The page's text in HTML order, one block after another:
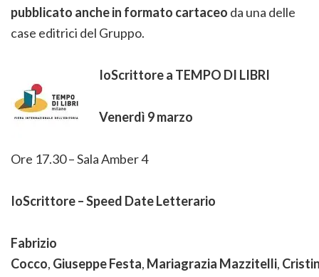
pubblicato anche in formato cartaceo da una delle
case editrici del Gruppo.
IoScrittore a TEMPO DI LIBRI
Venerdì 9 marzo
Ore 17.30 – Sala Amber 4
IoScrittore – Speed Date Letterario
Fabrizio
Cocco, GiuseppeFesta, Mariagrazia Mazzitelli,